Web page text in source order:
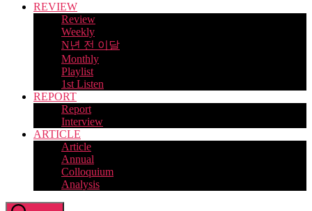
REVIEW
Review
Weekly
N년 전 이달
Monthly
Playlist
1st Listen
REPORT
Report
Interview
ARTICLE
Article
Annual
Colloquium
Analysis